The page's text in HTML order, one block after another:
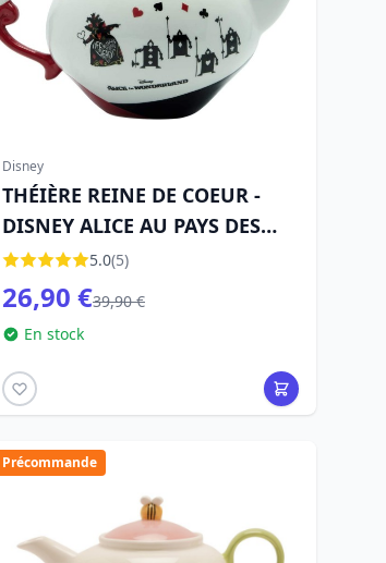
Disney
THÉIÈRE REINE DE COEUR -
DISNEY ALICE AU PAYS DES
MERVEILLES
5.0(5)
26,90 €39,90 €
En stock
Précommande